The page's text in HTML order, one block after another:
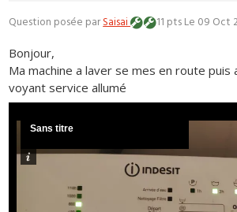
Question posée parSaisai 11 ptsLe 09 Oct
Bonjour,
Ma machine a laver se mes en route puis
voyant service allumé
Sans titre